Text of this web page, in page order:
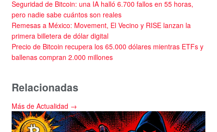
Seguridad de Bitcoin: una IA halló 6.700 fallos en 55 horas,
pero nadie sabe cuántos son reales
Remesas a México: Movement, El Vecino y RISE lanzan la
primera billetera de dólar digital
Precio de Bitcoin recupera los 65.000 dólares mientras ETFs y
ballenas compran 2.000 millones
Relacionadas
Más de Actualidad →